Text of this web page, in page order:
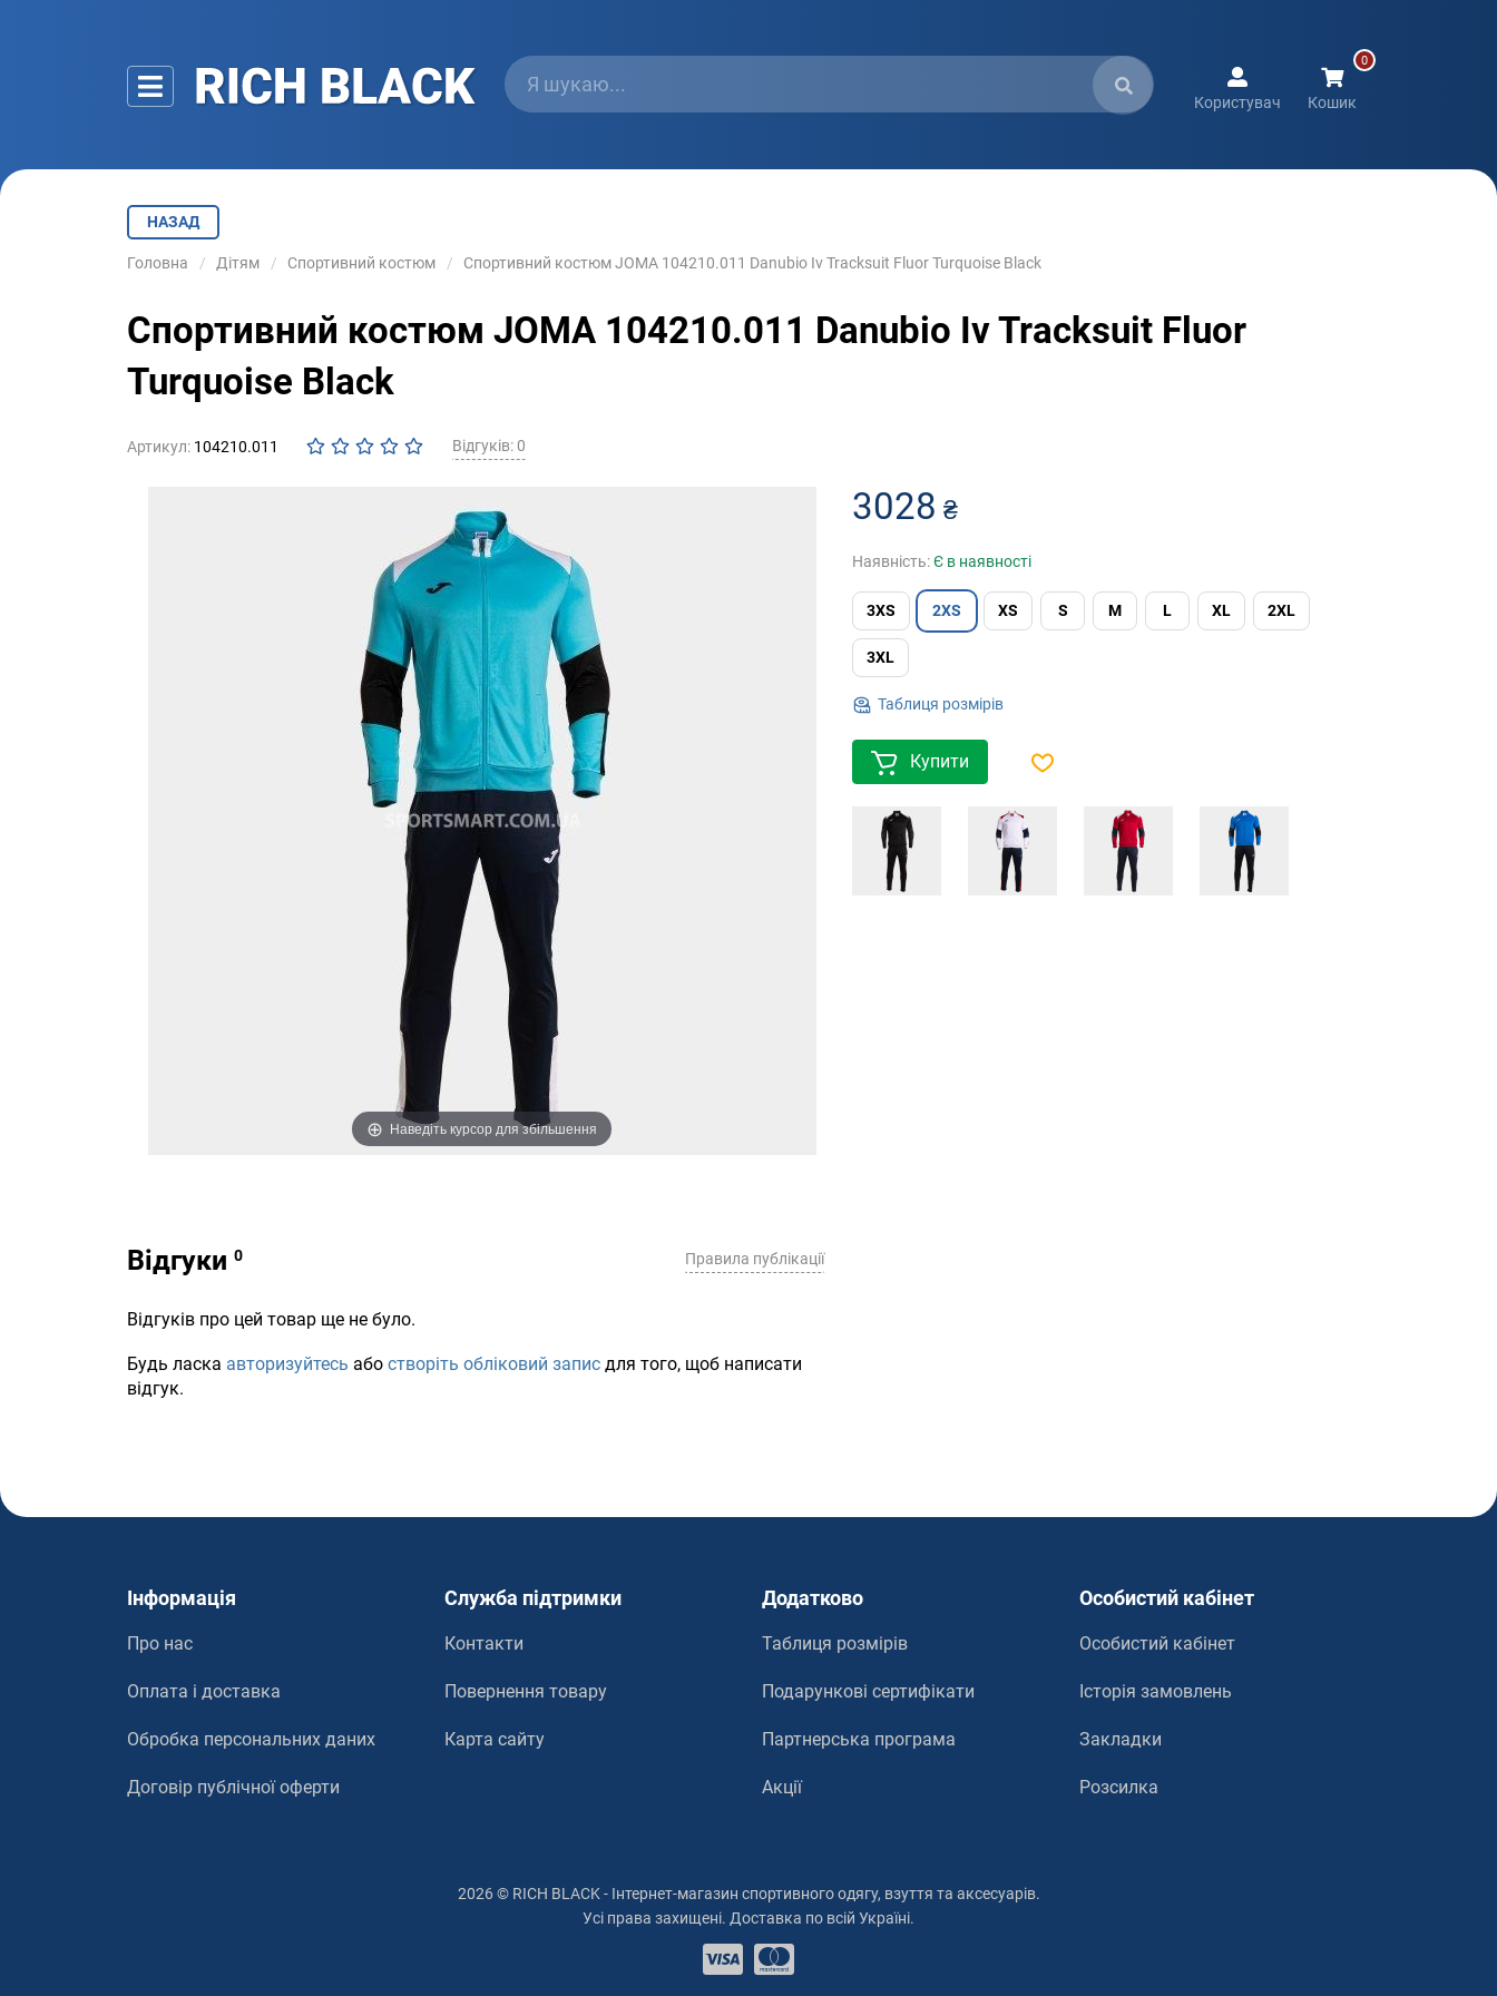
Користувач Кошик
НАЗАД
Головна Дітям Спортивний костюм Спортивний костюм JOMA 104210.011 Danubio Iv Tracksuit Fluor Turquoise Black
Спортивний костюм JOMA 104210.011 Danubio Iv Tracksuit Fluor
Turquoise Black
Артикул: 104210.011 Відгуків: 0
Наведіть курсор для збільшення
3028 ₴
Наявність:Є в наявності
3XS 2XS XS S M L XL 2XL
3XL
Таблиця розмірів
Купити
Відгуки Правила публікації
Відгуків про цей товар ще не було.
Будь ласка авторизуйтесь або створіть обліковий запис для того, щоб написати
відгук.
Інформація
Про нас
Оплата і доставка
Обробка персональних даних
Договір публічної оферти
Служба підтримки
Контакти
Повернення товару
Карта сайту
Додатково
Таблиця розмірів
Подарункові сертифікати
Партнерська програма
Акції
Особистий кабінет
Особистий кабінет
Історія замовлень
Закладки
Розсилка
2026 © RICH BLACK - Інтернет-магазин спортивного одягу, взуття та аксесуарів.
Усі права захищені. Доставка по всій Україні.